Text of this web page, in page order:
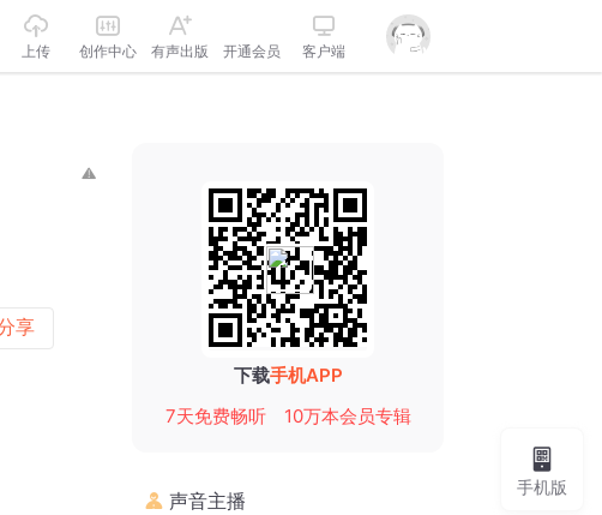
上传 创作中心 有声出版 开通会员 客户端
享
下载手机APP
7天免费畅听
10万本会员专辑
声音主播
手机版